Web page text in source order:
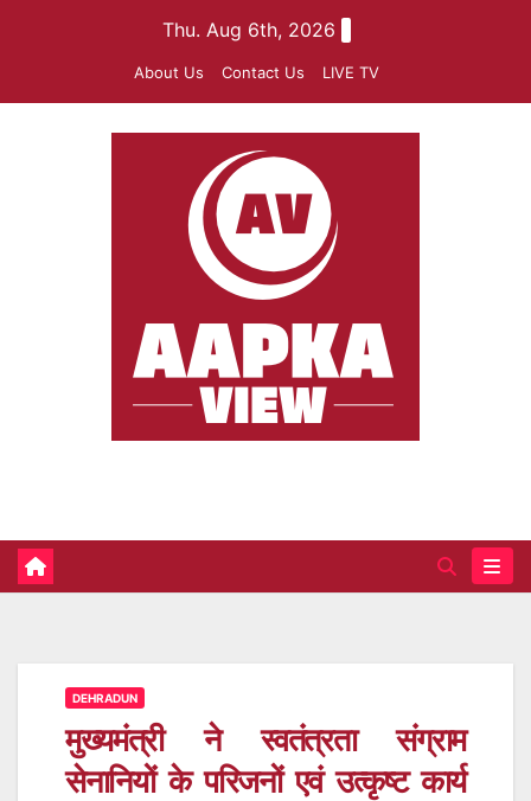
Thu. Aug 6th, 2026
About Us Contact Us LIVE TV
DEHRADUN
मुख्यमंत्री ने स्वतंत्रता संग्राम
सेनानियों के परिजनों एवं उत्कृष्ट कार्य